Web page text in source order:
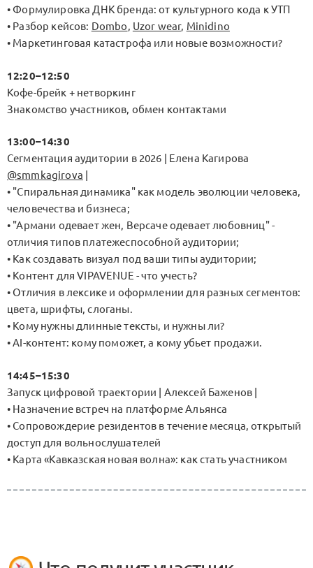
• Формулировка ДНК бренда: от культурного кода к УТП
• Разбор кейсов: Dombo, Uzor wear, Minidino
• Маркетинговая катастрофа или новые возможности?
12:20–12:50
Кофе-брейк + нетворкинг
Знакомство участников, обмен контактами
13:00–14:30
Сегментация аудитории в 2026 | Елена Кагирова
@smmkagirova
• "Спиральная динамика" как модель эволюции человека,
человечества и бизнеса;
• "Армани одевает жен, Версаче одевает любовниц" -
отличия типов платежеспособной аудитории;
• Как создавать визуал под ваши типы аудитории;
• Контент для VIPAVENUE - что учесть?
• Отличия в лексике и оформлении для разных сегментов:
цвета, шрифты, слоганы.
• Кому нужны длинные тексты, и нужны ли?
• AI-контент: кому поможет, а кому убьет продажи.
14:45–15:30
Запуск цифровой траектории | Алексей Баженов |
• Назначение встреч на платформе Альянса
• Сопровождерие резидентов в течение месяца, открытый
доступ для вольнослушателей
• Карта «Кавказская новая волна»: как стать участником